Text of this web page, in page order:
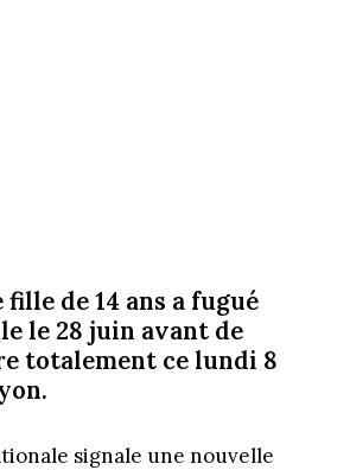
fille de 14 ans a fugué
le 28 juin avant de
totalement ce lundi 8
signale une nouvelle